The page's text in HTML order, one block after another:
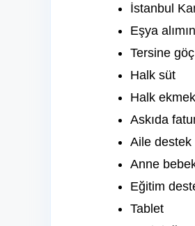
İstanbul
Eşya
Tersine göç
Halk süt
Halk ekmek
Askıda
Aile destek
Anne
Eğitim
Tablet